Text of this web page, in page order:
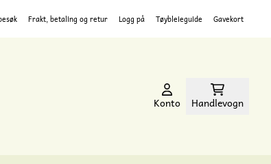
Frakt, betaling og retur Logg på Tøybleieguide Gavekort
Konto Handlevogn